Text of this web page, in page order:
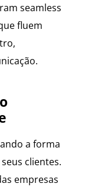
seamless
fluem
a forma
clientes.
empresas